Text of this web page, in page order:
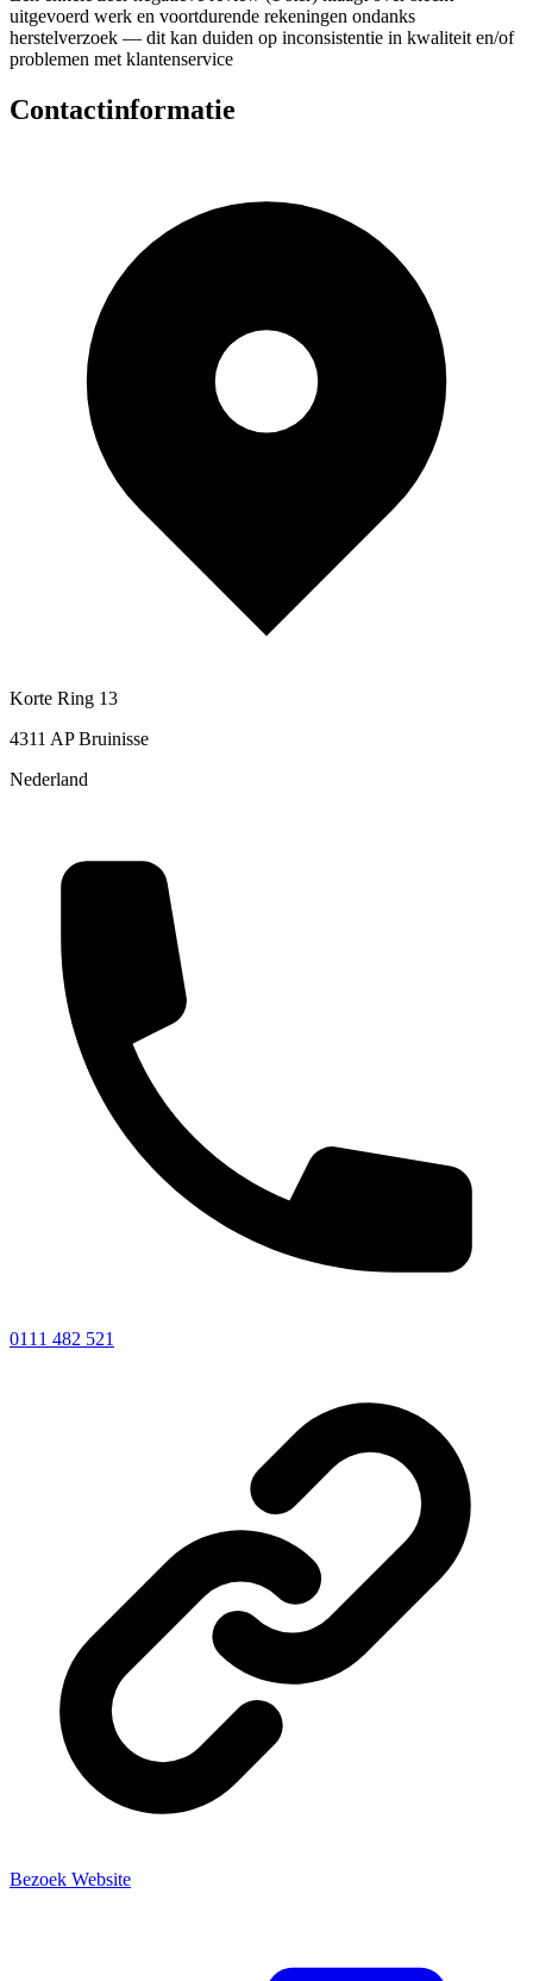
uitgevoerd werk en voortdurende rekeningen ondanks
herstelverzoek — dit kan duiden op inconsistentie in kwaliteit en/of
problemen met klantenservice
Contactinformatie
Korte Ring 13
4311 AP Bruinisse
Nederland
0111 482 521
Bezoek Website